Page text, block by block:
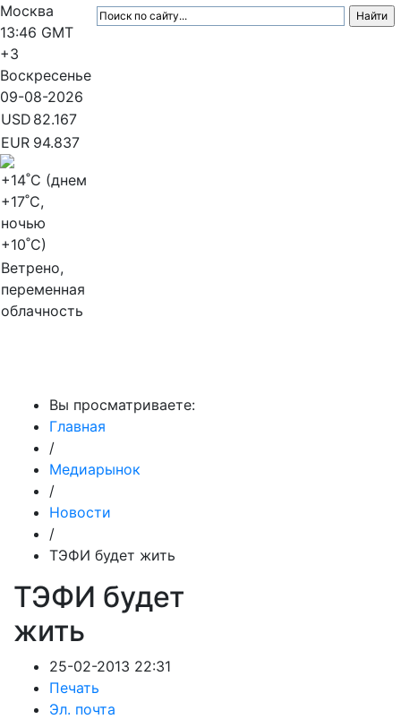
Москва
13:46 GMT
+3
Воскресенье
09-08-2026
USD 82.167
EUR 94.837
+14˚C (днем
+17˚C,
ночью
+10˚C)
Ветрено,
переменная
облачность
Вы просматриваете:
Главная
/
Медиарынок
/
Новости
/
ТЭФИ будет жить
ТЭФИ будет
жить
25-02-2013 22:31
Печать
Эл. почта